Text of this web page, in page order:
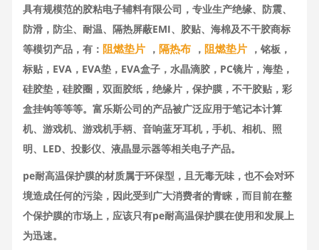
具有规模范的胶粘电子辅料有限公司，专业生产绝缘、防震、
防滑，防尘、耐温、隔热屏蔽EMI、胶贴、海棉及不干胶商标
等模切产品，有：阻燃垫片 ，隔热布 ，阻燃垫片 ，铭板，
标贴，EVA，EVA垫，EVA盒子，水晶滴胶，PC镜片，海垫，
硅胶垫，硅胶圈，双面胶纸，绝缘片，保护膜，不干胶贴，彩
盒挂钩等等等。富乐斯公司的产品被广泛应用于笔记本计算
机、游戏机、游戏机手柄、音响蓝牙耳机，手机、相机、照
明、LED、投影仪、液晶显示器等相关电子产品。
pe耐高温保护膜的材质属于环保型，且无毒无味，也不会对环
境造成任何的污染，因此受到广大消费者的青睐，而目前在整
个保护膜的市场上，应该只有pe耐高温保护膜在使用和发展上
为迅速。